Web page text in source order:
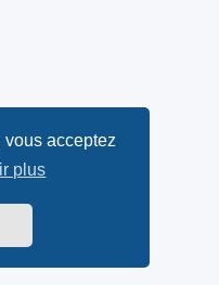
vous acceptez
plus